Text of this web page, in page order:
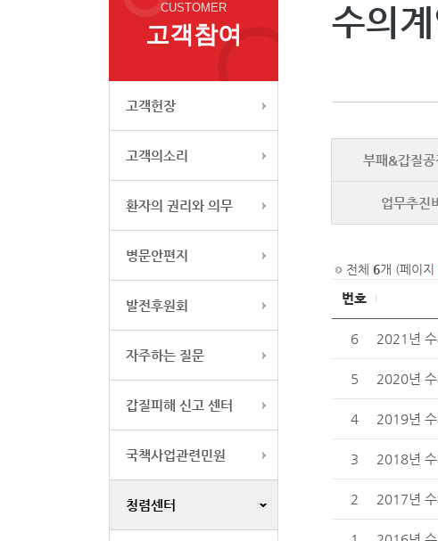
CUSTOMER
고객참여
고객헌장
고객의소리
환자의 권리와 의무
병문안편지
발전후원회
자주하는 질문
갑질피해 신고 센터
국책사업관련민원
청렴센터
수의
부패&갑질
업무추진
전체 6개 (페이지
번호
6 2021년
5 2020년 수
4 2019년 수
3 2018년 수
2 2017년 수